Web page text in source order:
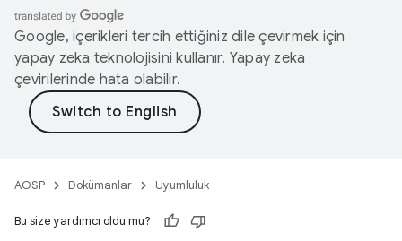
Google, içerikleri tercih ettiğiniz dile çevirmek için
yapay zeka teknolojisini kullanır. Yapay zeka
çevirilerinde hata olabilir.
AOSP Dokümanlar Uyumluluk
Bu size yardımcı oldu mu?